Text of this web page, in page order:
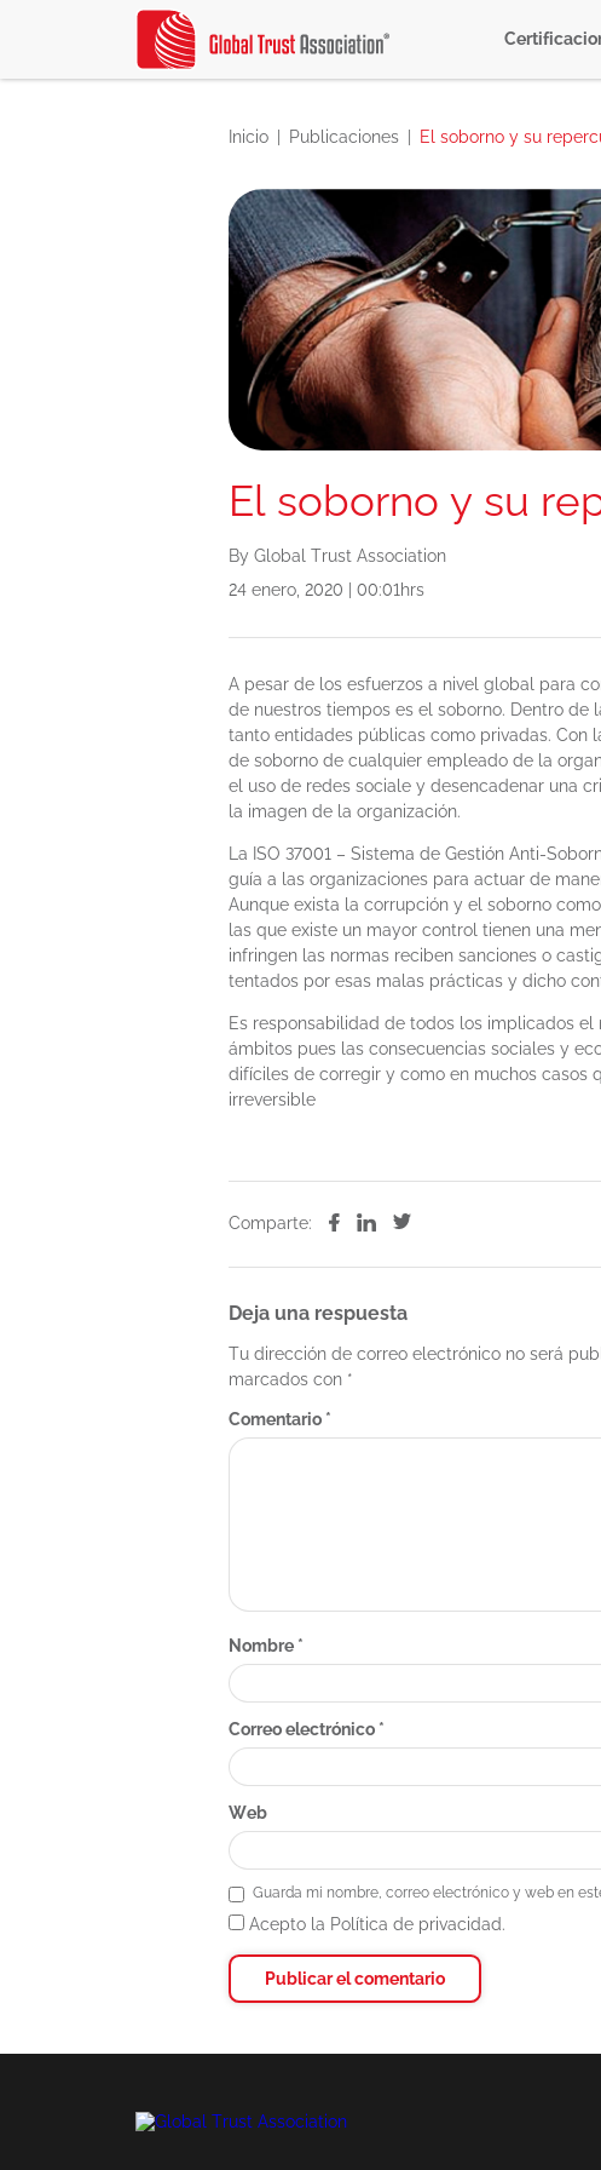
Inicio Publicaciones El soborno y su
El soborno y su
By Global Trust Association
24 enero, 2020 | 00:01hrs
A pesar de los esfuerzos a nivel global para
de nuestros tiempos es el soborno. Dentro
tanto entidades públicas como privadas. Con
de soborno de cualquier empleado de la
el uso de redes sociale y desencadenar una
la imagen de la organización.
La ISO 37001 – Sistema de Gestión Anti-
guía a las organizaciones para actuar de
Aunque exista la corrupción y el soborno
las que existe un mayor control tienen una
infringen las normas reciben sanciones o
tentados por esas malas prácticas y dicho
Es responsabilidad de todos los implicados
ámbitos pues las consecuencias sociales y
difíciles de corregir y como en muchos casos
irreversible
Comparte:
Deja una respuesta
Tu dirección de correo electrónico no será
marcados con *
Comentario *
Nombre *
Correo electrónico *
Web
Guarda mi nombre, correo electrónico y web en
Acepto la Política de privacidad.